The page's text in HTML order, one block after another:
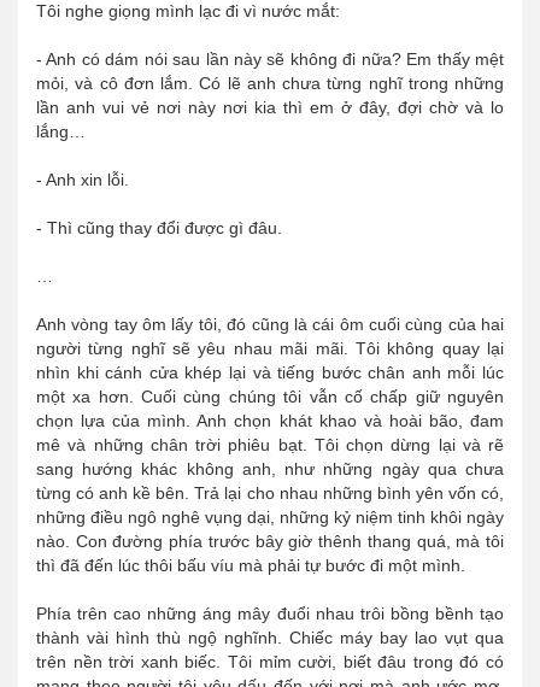
Tôi nghe giọng mình lạc đi vì nước mắt:
- Anh có dám nói sau lần này sẽ không đi nữa? Em thấy mệt
mỏi, và cô đơn lắm. Có lẽ anh chưa từng nghĩ trong những
lần anh vui vẻ nơi này nơi kia thì em ở đây, đợi chờ và lo
lắng…
- Anh xin lỗi.
- Thì cũng thay đổi được gì đâu.
…
Anh vòng tay ôm lấy tôi, đó cũng là cái ôm cuối cùng của hai
người từng nghĩ sẽ yêu nhau mãi mãi. Tôi không quay lại
nhìn khi cánh cửa khép lại và tiếng bước chân anh mỗi lúc
một xa hơn. Cuối cùng chúng tôi vẫn cố chấp giữ nguyên
chọn lựa của mình. Anh chọn khát khao và hoài bão, đam
mê và những chân trời phiêu bạt. Tôi chọn dừng lại và rẽ
sang hướng khác không anh, như những ngày qua chưa
từng có anh kề bên. Trả lại cho nhau những bình yên vốn có,
những điều ngô nghê vụng dại, những kỷ niệm tinh khôi ngày
nào. Con đường phía trước bây giờ thênh thang quá, mà tôi
thì đã đến lúc thôi bấu víu mà phải tự bước đi một mình.
Phía trên cao những áng mây đuổi nhau trôi bồng bềnh tạo
thành vài hình thù ngộ nghĩnh. Chiếc máy bay lao vụt qua
trên nền trời xanh biếc. Tôi mỉm cười, biết đâu trong đó có